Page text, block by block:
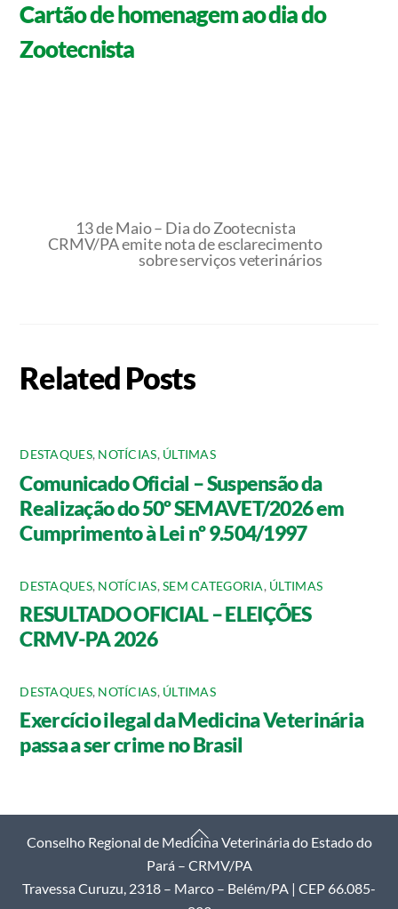
Cartão de homenagem ao dia do
Zootecnista
13 de Maio – Dia do Zootecnista
CRMV/PA emite nota de esclarecimento
sobre serviços veterinários
Related Posts
DESTAQUES, NOTÍCIAS, ÚLTIMAS
Comunicado Oficial – Suspensão da
Realização do 50º SEMAVET/2026 em
Cumprimento à Lei nº 9.504/1997
DESTAQUES, NOTÍCIAS,SEM CATEGORIA, ÚLTIMAS
RESULTADO OFICIAL – ELEIÇÕES
CRMV-PA 2026
DESTAQUES, NOTÍCIAS, ÚLTIMAS
Exercício ilegal da Medicina Veterinária
passa a ser crime no Brasil
Back
Conselho Regional de Medicina Veterinária do Estado do
Pará – CRMV/PA
Travessa Curuzu, 2318 – Marco – Belém/PA | CEP 66.085-